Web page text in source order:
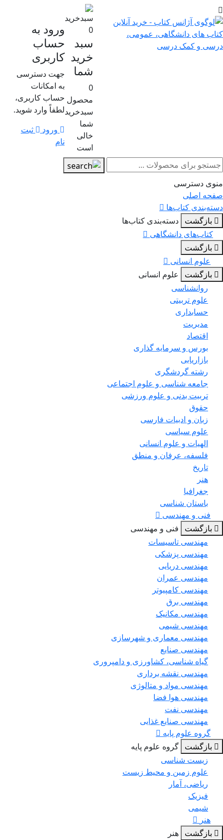
سبد
خرید
شما
محصول
سبدخرید
شما
خالی
است
ورود به
حساب
کاربری
جهت دسترسی
به امکانات
حساب کاربری،
لطفاً وارد شوید.
ورود
ثبت
نام
دسترسی
اصلی
کتاب‌ها
بازگشت
دسته‌بندی کتاب‌ها
کتاب‌های دانشگاهی
بازگشت
علوم انسانی
بازگشت
علوم انسانی
روانشناسی
علوم تربیتی
حسابداری
مدیریت
اقتصاد
بورس و سرمایه گذاری
بازاریابی
رشته گردشگری
جامعه شناسی و علوم اجتماعی
تربیت بدنی و علوم ورزشی
حقوق
زبان و ادبیات فارسی
علوم سیاسی
الهیات و علوم انسانی
فلسفه، عرفان و منطق
تاریخ
هنر
جغرافیا
باستان شناسی
فنی و مهندسی
بازگشت
فنی و مهندسی
مهندسی تاسیسات
مهندسی پزشکی
مهندسی دریایی
مهندسی عمران
مهندسی کامپیوتر
مهندسی برق
مهندسی مکانیک
مهندسی شیمی
مهندسی معماری و شهرسازی
مهندسی صنایع
گیاه شناسی، کشاورزی و دامپروری
مهندسی نقشه برداری
مهندسی مواد و متالوژی
مهندسی هوا فضا
مهندسی نفت
مهندسی صنایع غذایی
گروه علوم پایه
بازگشت
گروه علوم پایه
زیست شناسی
علوم زمین و محیط زیست
ریاضی، آمار
فیزیک
شیمی
هنر
بازگشت
هنر